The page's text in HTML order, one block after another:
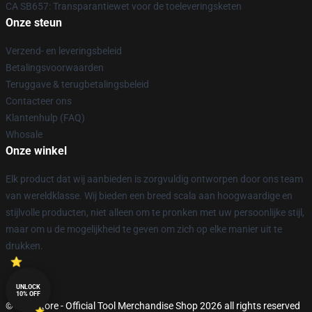
CA SB657: Transparantiewet voor de toeleveringsketen
Onze steun
Verzend- en leveringsbeleid
Betalingsvoorwaarden
Teruggave & terugbetalingsbeleid
Contacteer ons
Klantenhulp (FAQ)
Whosale
Onze winkel
Elk product dat wij aanbieden is zorgvuldig ontworpen door ons team
van wereldklasse. Wij bieden een breed scala aan hoogwaardige en
stijlvolle producten, niet alleen om te pronken met uw persoonlijke stijl,
maar om u de mogelijkheid te geven om zich op elke manier uit te
drukken.
© Tool Store - Official Tool Merchandise Shop 2026 all rights reserved
UNLOCK
10% OFF